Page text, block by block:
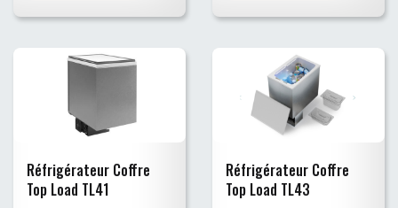
Réfrigérateur Coffre
Top Load TL41
Réfrigérateur Coffre
Top Load TL43